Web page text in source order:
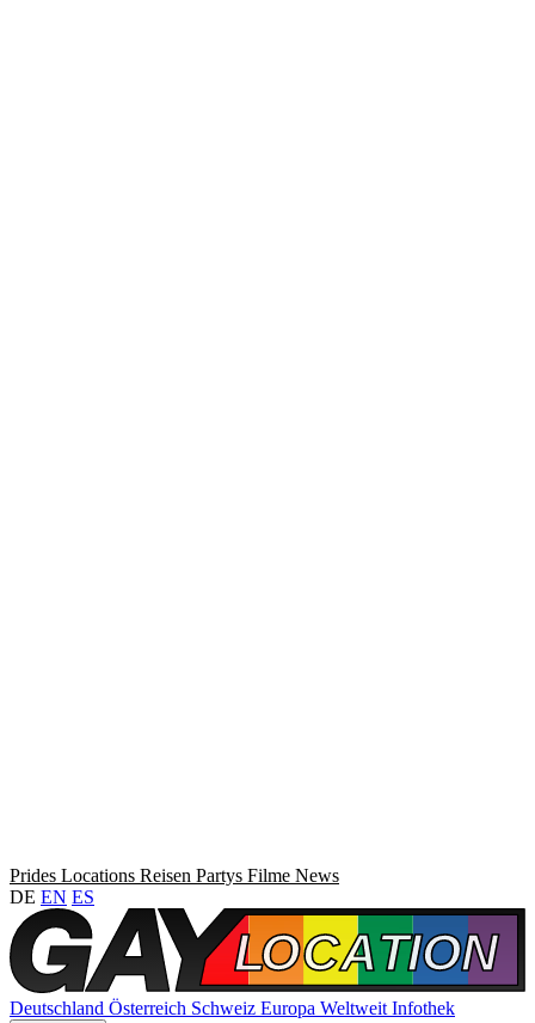
Prides Locations Reisen Partys Filme News
DE EN ES
Deutschland Österreich Schweiz Europa Weltweit Infothek